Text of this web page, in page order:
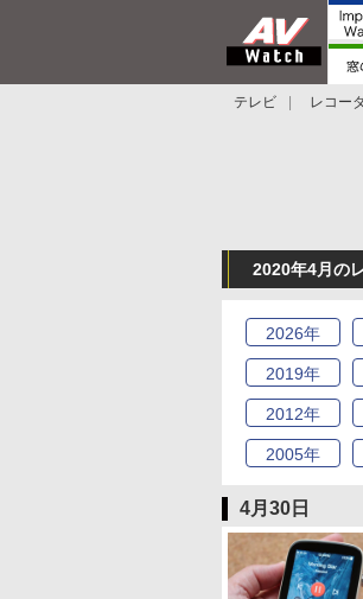
テレビ レコー
2020年4月の
2026年
2019年
2012年
2005年
4月30日